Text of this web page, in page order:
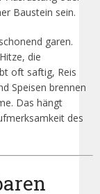
Baustein sein.
garen.
die
oft saftig, Reis
Speisen brennen
Das hängt
des